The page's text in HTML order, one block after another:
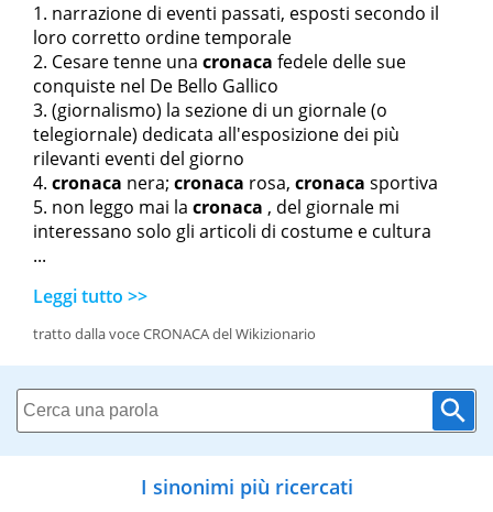
narrazione di eventi passati, esposti secondo il
loro corretto ordine temporale
Cesare tenne una cronaca fedele delle sue
conquiste nel De Bello Gallico
(giornalismo) la sezione di un giornale (o
telegiornale) dedicata all'esposizione dei più
rilevanti eventi del giorno
cronaca nera; cronaca rosa, cronaca sportiva
non leggo mai la cronaca , del giornale mi
interessano solo gli articoli di costume e cultura
...
Leggi tutto >>
tratto dalla voce CRONACA del Wikizionario
I sinonimi più ricercati